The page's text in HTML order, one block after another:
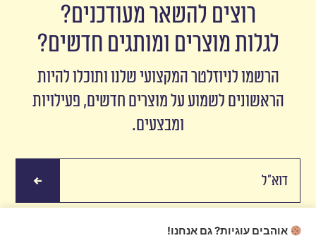
רוצים להשאר מעודכנים?
לגלות מוצרים ומותגים חדשים?
הרשמו לניוזלטר המקצועי שלנו ותוכלו להיות
הראשונים לשמוע על מוצרים חדשים, פעילויות
ומבצעים.
אוהבים עוגיות? גם אנחנו!